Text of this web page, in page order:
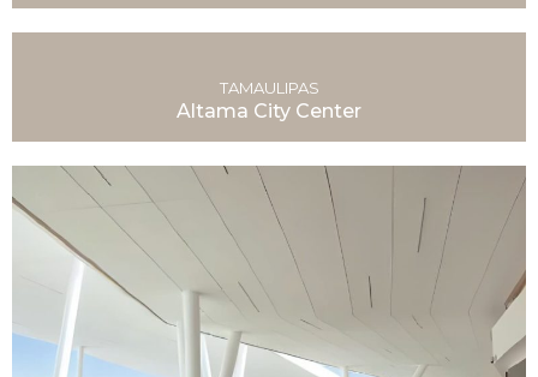
TAMAULIPAS
Altama City Center